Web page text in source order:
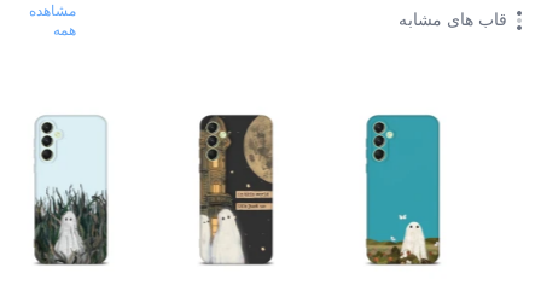
قاب های مشابه
مشاهده
همه